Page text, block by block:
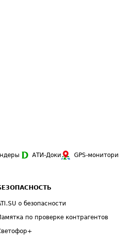
АТИ-Доки GPS-
о безопасности
по проверке контрагентов